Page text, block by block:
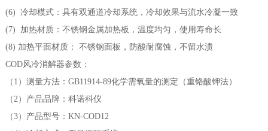
(6) 冷却模式：具有双通道冷却系统，冷却效果与流水冷凝一致
(7) 加热材质：不锈钢金属加热板，温度均匀，使用寿命长
(8) 加热平面材质： 不锈钢面板，防酸耐腐蚀，不留水渍
COD风冷消解器参数：
（1）测量方法：GB11914-89化学需氧量的测定（重铬酸钾法）
（2）产品品牌：科诺科仪
（3）产品型号：KN-COD12